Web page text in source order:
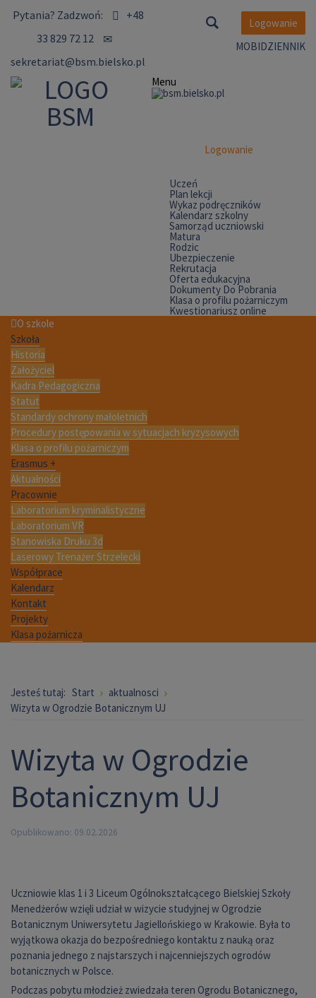
Pytania? Zadzwoń:
+48
33 829 72 12
sekretariat@bsm.bielsko.pl
Logowanie
MOBIDZIENNIK
Menu
Logowanie
Uczeń
Plan lekcji
Wykaz podręczników
Kalendarz szkolny
Samorząd uczniowski
Matura
Rodzic
Ubezpieczenie
Rekrutacja
Oferta edukacyjna
Dokumenty Do Pobrania
Klasa o profilu pożarniczym
Kwestionariusz online
O szkole
Szkoła
Historia
Założyciel
Kadra Pedagogiczna
Statut
Standardy ochrony małoletnich
Procedury postępowania w sytuacjach kryzysowych
Klasa o profilu pożarniczym
Erasmus +
Aktualności
Pracownie
Laboratorium kryminalistyczne
Laboratorium VR
Stanowiska Druku 3d
Laserowy Trenażer Strzelecki
Współprace
Kalendarz
Kontakt
Projekty
Klasa pożarnicza
Jesteś tutaj: Start
aktualnosci
Wizyta w Ogrodzie Botanicznym UJ
Wizyta w Ogrodzie
Botanicznym UJ
Opublikowano: 09.02.2026
Uczniowie klas 1 i 3 Liceum Ogólnokształcącego Bielskiej Szkoły
Menedżerów wzięli udział w wizycie studyjnej w Ogrodzie
Botanicznym Uniwersytetu Jagiellońskiego w Krakowie. Była to
wyjątkowa okazja do bezpośredniego kontaktu z nauką oraz
poznania jednego z najstarszych i najcenniejszych ogrodów
botanicznych w Polsce.
Podczas pobytu młodzież zwiedzała teren Ogrodu Botanicznego,